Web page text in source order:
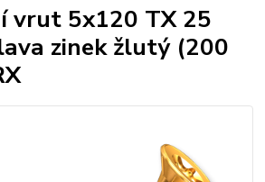
vrut 5x120 TX 25
zinek žlutý (200